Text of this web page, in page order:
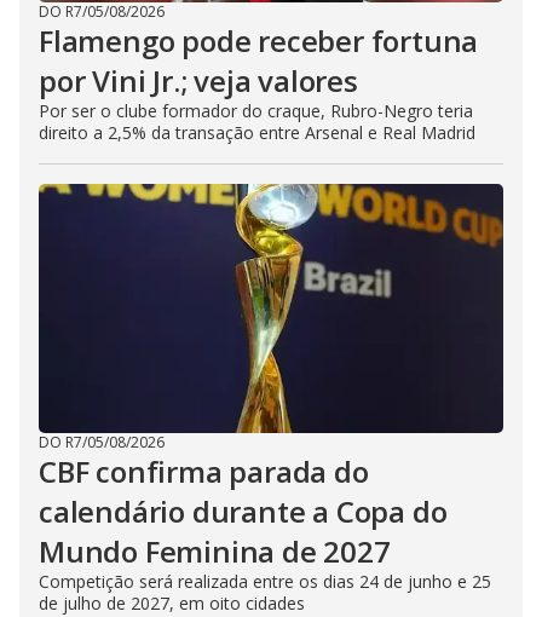
DO R7/05/08/2026
Flamengo pode receber fortuna
por Vini Jr.; veja valores
Por ser o clube formador do craque, Rubro-Negro teria
direito a 2,5% da transação entre Arsenal e Real Madrid
DO R7/05/08/2026
CBF confirma parada do
calendário durante a Copa do
Mundo Feminina de 2027
Competição será realizada entre os dias 24 de junho e 25
de julho de 2027, em oito cidades